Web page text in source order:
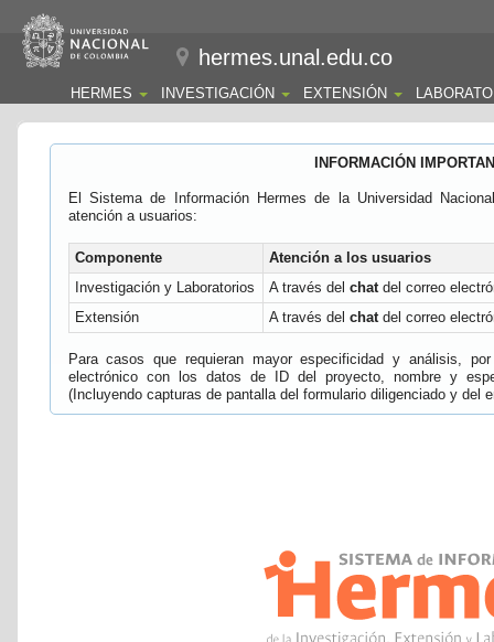
hermes.unal.edu.co
HERMES INVESTIGACIÓN EXTENSIÓN
INFORMACIÓN
El Sistema de Información Hermes de la Universidad
atención a usuarios:
Componente
Atención a los usuarios
Investigación y Laboratorios
A través del chatdel correo
Extensión
A través del chatdel correo
Para casos que requieran mayor especificidad y análisis,
electrónico con los datos de ID del proyecto, nombre y
(Incluyendo capturas de pantalla del formulario diligenciado y del